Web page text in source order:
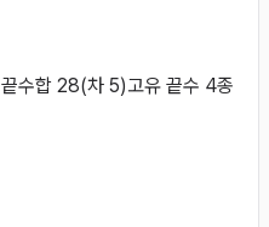
끝수합 28(차 5)고유 끝수 4종